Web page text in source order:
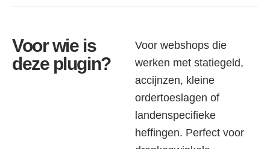
Voor wie is
deze plugin?
Voor webshops die
werken met statiegeld,
accijnzen, kleine
ordertoeslagen of
landenspecifieke
heffingen. Perfect voor